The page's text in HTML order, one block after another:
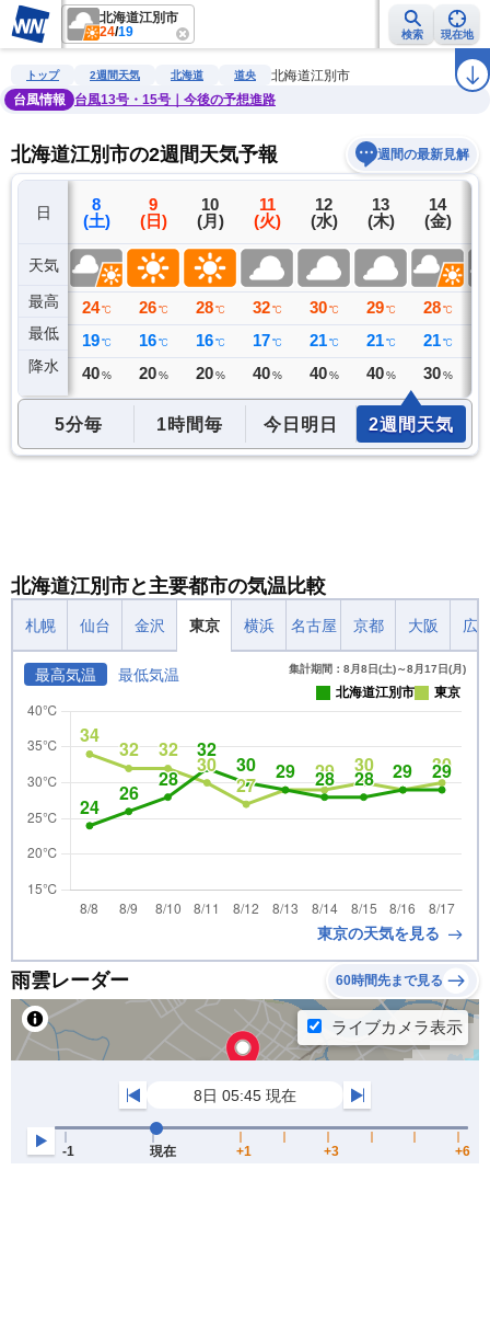
北海道江別市
24/19 検索 現在地
雨雲レーダー 台風情報 地震情報 警報・注意報 ラ
トップ 2週間天気 北海道 道央
北海道江別市
台風情報
台風13号・15号｜今後の予想進路
北海道江別市の2週間天気予報 週間の最新見解
日
天気
最高
最低
降水
7
(金)
30 ℃
20 ℃
0 ミリ
8
(土)
24 ℃
19 ℃
40 %
9
(日)
26 ℃
16 ℃
20 %
10
(月)
28 ℃
16 ℃
20 %
11
(火)
32 ℃
17 ℃
40 %
12
(水)
30 ℃
21 ℃
40 %
13
(木)
29 ℃
21 ℃
40 %
14
(金)
28 ℃
21 ℃
30 %
5分毎 1時間毎 今日明日 2週間天気
北海道江別市と主要都市の気温比較
札幌 仙台 金沢 東京 横浜 名古屋 京都 大阪 広
最高気温 最低気温 集計期間：8月8日(土)～8月17日(月)
北海道江別市 東京
東京の天気を見る
雨雲レーダー 60時間先まで見る